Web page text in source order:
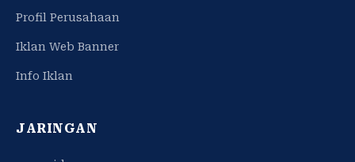
Profil Perusahaan
Iklan Web Banner
Info Iklan
JARINGAN